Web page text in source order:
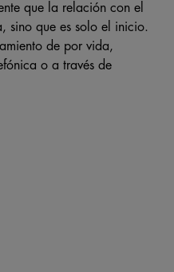
que la relación con el
sino que es solo el inicio.
de por vida,
o a través de